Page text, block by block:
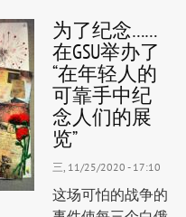
为了纪念……
在GSU举办了
“在年轻人的
可靠手中纪
念人们的展
览”
三, 11/25/2020 - 17:10
这场可怕的战争的